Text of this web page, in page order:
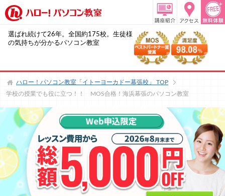
選ばれ続けて26年。全国約175校。生徒様
の気持ちが分かるパソコン教室
ハロー！パソコン教室「イトーヨーカドー幕張校」
TOP
学校の授業でも役に立つ！！ MOS合格！海浜幕張のパソコン教室